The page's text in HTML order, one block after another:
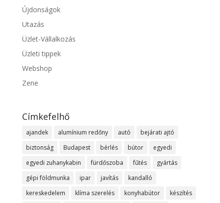
Újdonságok
Utazás
Üzlet-Vállalkozás
Üzleti tippek
Webshop
Zene
Címkefelhő
ajandek alumínium redőny autó
bejárati ajtó
biztonság
Budapest bérlés bútor
egyedi
egyedi zuhanykabin
fürdőszoba fűtés
gyártás
gépi földmunka
ipar javítás
kandalló
kereskedelem
klíma szerelés konyhabútor készítés